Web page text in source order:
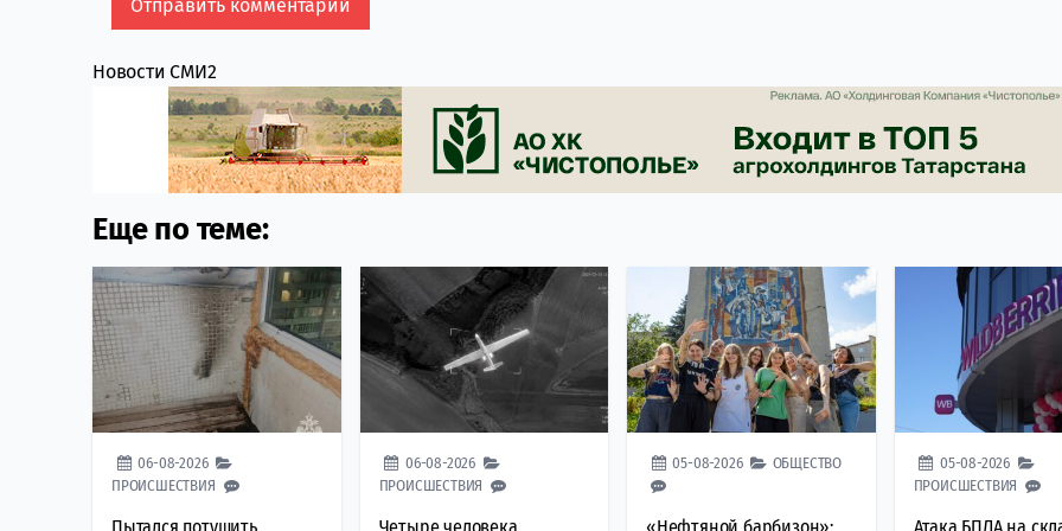
Новости СМИ2
Еще по теме:
06-08-2026
ПРОИСШЕСТВИЯ
06-08-2026
ПРОИСШЕСТВИЯ
05-08-2026 ОБЩЕСТВО
05-08-2026
ПРОИСШЕСТВИЯ